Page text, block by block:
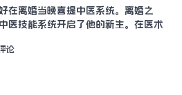
在离婚当晚喜提中医系统。离婚之
医技能系统开启了他的新生。在医术
论